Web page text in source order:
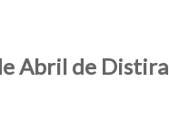
Abril de Distira